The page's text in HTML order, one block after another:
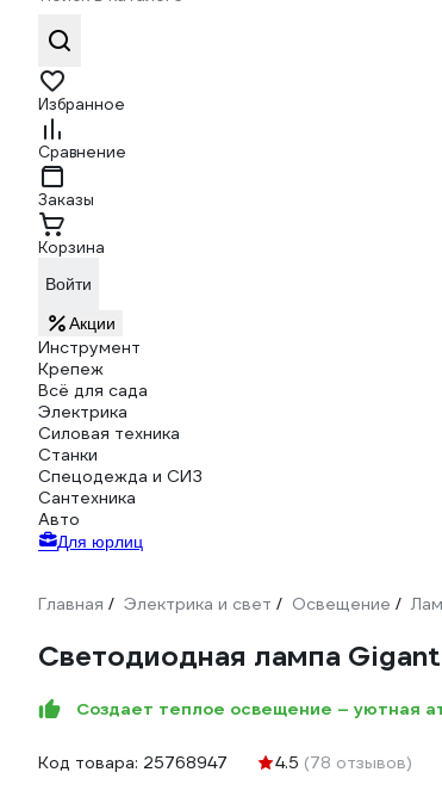
Избранное
Сравнение
Заказы
Корзина
Войти
Акции
Инструмент
Крепеж
Всё для сада
Электрика
Силовая техника
Станки
Спецодежда и СИЗ
Сантехника
Авто
Для юрлиц
Главная / Электрика и свет / Освещение /
Светодиодная лампа
Создает теплое освещение – уютная
Код товара: 25768947 4.5 (78 отзывов)